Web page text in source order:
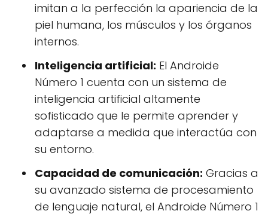
imitan a la perfección la apariencia de la
piel humana, los músculos y los órganos
internos.
Inteligencia artificial: El Androide
Número 1 cuenta con un sistema de
inteligencia artificial altamente
sofisticado que le permite aprender y
adaptarse a medida que interactúa con
su entorno.
Capacidad de comunicación: Gracias a
su avanzado sistema de procesamiento
de lenguaje natural, el Androide Número 1